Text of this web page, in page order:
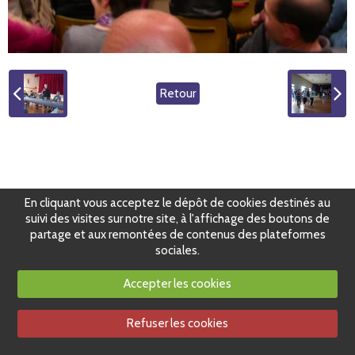
Retour
En cliquant vous acceptez le dépôt de cookies destinés au
suivi des visites sur notre site, à l'affichage des boutons de
partage et aux remontées de contenus des plateformes
sociales.
Accepter les cookies
Refuser les cookies